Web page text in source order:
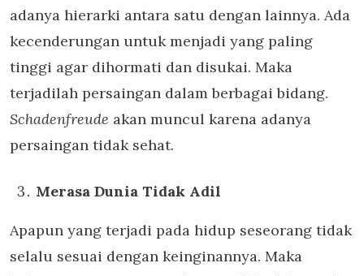
adanya hierarki antara satu dengan lainnya. Ada
kecenderungan untuk menjadi yang paling
tinggi agar dihormati dan disukai. Maka
terjadilah persaingan dalam berbagai bidang.
Schadenfreude akan muncul karena adanya
persaingan tidak sehat.
Merasa Dunia Tidak Adil
Apapun yang terjadi pada hidup seseorang tidak
selalu sesuai dengan keinginannya. Maka